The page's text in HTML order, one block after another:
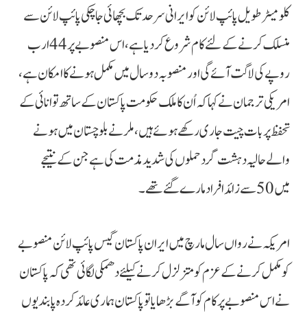
کلومیٹر طویل پائپ لائن کو ایرانی سرحدتک بچھائی جا چکی پائپ لائن سے
منسلک کرنے کے لئے کام شروع کردیا ہے، اس منصوبے پر 44 ارب
روپے کی لاگت آئے گی اور منصوبہ دو سال میں مکمل ہونے کا امکان ہے،
امریکی ترجمان نے کہا کہ اُن کا ملک حکومت پاکستان کے ساتھ توانائی کے
تحفظ پر بات چیت جاری رکھے ہوئے ہیں، ملر نے بلوچستان میں ہونے
والے حالیہ دہشت گرد حملوں کی شدید مذمت کی ہے جن کے نتیجے
میں 50 سے زائد افراد مارے گئے تھے۔
امریکہ نے رواں سال مارچ میں ایران پاکستان گیس پائپ لائن منصوبے
کو مکمل کرنے کے عزم کو متزلزل کرنے کیلئے دھمکی لگائی تھی کہ پاکستان
نے اس منصوبے پر کام کو آگے بڑھایا تو پاکستان ہماری عائد کردہ پابندیوں